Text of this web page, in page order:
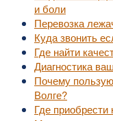
и боли
Перевозка
Куда звонить
Где найти
Диагностика
Почему
Волге?
Где